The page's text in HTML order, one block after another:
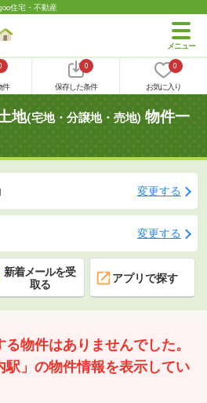
住宅・不動産
件
0
保存した条件
0
お気に入り
地(宅地・分譲地・売地) 物件一
変更する
変更する
新着メールを受
取る
アプリで探す
物件はありませんでした。
駅」の物件情報を表示してい